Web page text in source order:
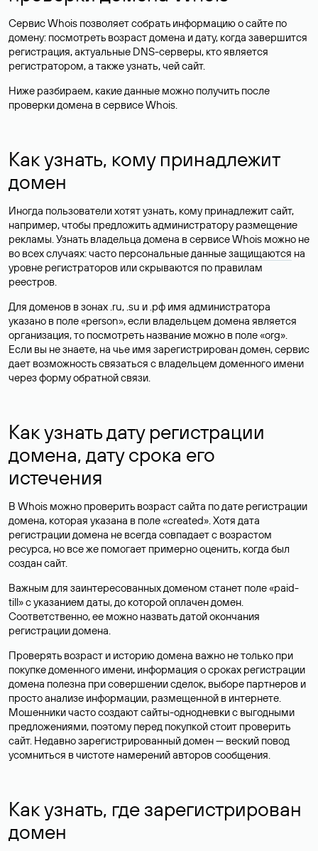
Сервис Whois позволяет собрать информацию о сайте по
домену: посмотреть возраст домена и дату, когда завершится
регистрация, актуальные DNS-серверы, кто является
регистратором, а также узнать, чей сайт.
Ниже разбираем, какие данные можно получить после
проверки домена в сервисе Whois.
Как узнать, кому принадлежит
домен
Иногда пользователи хотят узнать, кому принадлежит сайт,
например, чтобы предложить администратору размещение
рекламы. Узнать владельца домена в сервисе Whois можно не
во всех случаях: часто персональные данныезащищаются на
уровне регистраторов или скрываются по правилам
реестров.
Для доменов в зонах .ru, .su и .рф имя администратора
указано в поле «person», если владельцем домена является
организация, то посмотреть название можно в поле «org».
Если вы не знаете, на чье имя зарегистрирован домен, сервис
дает возможность связаться с владельцем доменного имени
через форму обратной связи.
Как узнать дату регистрации
домена, дату срока его
истечения
В Whois можно проверить возраст сайта по дате регистрации
домена, которая указана в поле «created». Хотя дата
регистрации домена не всегда совпадает с возрастом
ресурса, но все же помогает примерно оценить, когда был
создан сайт.
Важным для заинтересованных доменом станет поле «paid-
till» с указанием даты, до которой оплачен домен.
Соответственно, ее можно назвать датой окончания
регистрации домена.
Проверять возраст и историю домена важно не только при
покупке доменного имени, информация о сроках регистрации
домена полезна при совершении сделок, выборе партнеров и
просто анализе информации, размещенной в интернете.
Мошенники часто создают сайты-однодневки с выгодными
предложениями, поэтому перед покупкой стоит проверить
сайт. Недавно зарегистрированный домен — веский повод
усомниться в чистоте намерений авторов сообщения.
Как узнать, где зарегистрирован
домен